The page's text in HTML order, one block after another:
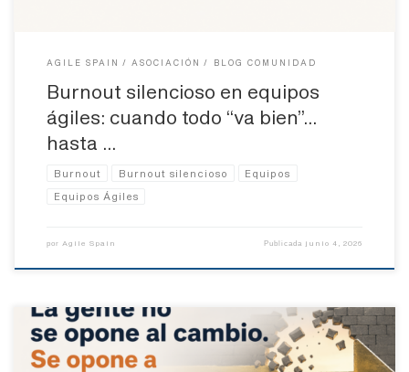
AGILE SPAIN ASOCIACIÓN BLOG COMUNIDAD
Burnout silencioso en equipos
ágiles: cuando todo “va bien”…
hasta …
Burnout Burnout silencioso
Equipos
Equipos Ágiles
por Agile Spain Publicada junio 4, 2026